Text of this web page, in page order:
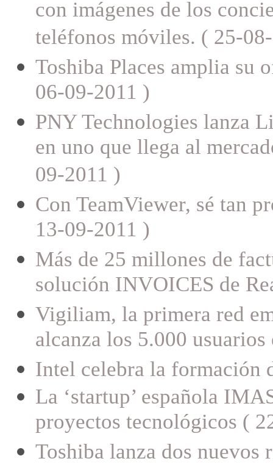
con imágenes de los
teléfonos móviles. ( 25-
Toshiba Places amplia su
06-09-2011 )
PNY Technologies lanza
en uno que llega al
09-2011 )
Con TeamViewer, sé tan
13-09-2011 )
Más de 25 millones de
solución INVOICES de
Vigiliam, la primera red
alcanza los 5.000
Intel celebra la formación
La ‘startup’ española
proyectos tecnológicos (
Toshiba lanza dos